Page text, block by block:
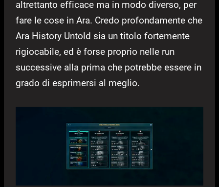
altrettanto efficace ma in modo diverso, per
fare le cose in Ara. Credo profondamente che
Ara History Untold sia un titolo fortemente
rigiocabile, ed è forse proprio nelle run
successive alla prima che potrebbe essere in
grado di esprimersi al meglio.